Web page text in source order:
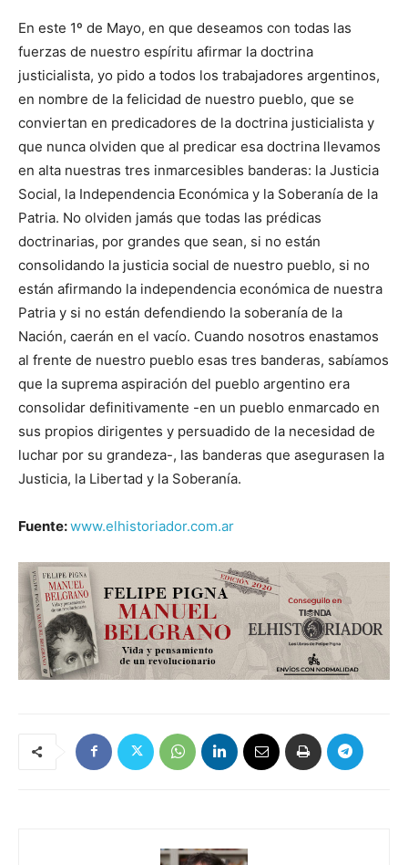
En este 1º de Mayo, en que deseamos con todas las
fuerzas de nuestro espíritu afirmar la doctrina
justicialista, yo pido a todos los trabajadores argentinos,
en nombre de la felicidad de nuestro pueblo, que se
conviertan en predicadores de la doctrina justicialista y
que nunca olviden que al predicar esa doctrina llevamos
en alta nuestras tres inmarcesibles banderas: la Justicia
Social, la Independencia Económica y la Soberanía de la
Patria. No olviden jamás que todas las prédicas
doctrinarias, por grandes que sean, si no están
consolidando la justicia social de nuestro pueblo, si no
están afirmando la independencia económica de nuestra
Patria y si no están defendiendo la soberanía de la
Nación, caerán en el vacío. Cuando nosotros enastamos
al frente de nuestro pueblo esas tres banderas, sabíamos
que la suprema aspiración del pueblo argentino era
consolidar definitivamente -en un pueblo enmarcado en
sus propios dirigentes y persuadido de la necesidad de
luchar por su grandeza-, las banderas que asegurasen la
Justicia, la Libertad y la Soberanía.
Fuente:www.elhistoriador.com.ar